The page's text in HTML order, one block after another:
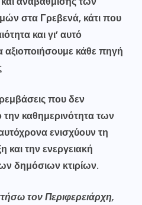
στα Γρεβενά, κάτι που
και γι’ αυτό
κάθε πηγή
που δεν
καθημερινότητα των
ενισχύουν τη
και την ενεργειακή
δημόσιων κτιρίων.
τον Περιφερειάρχη,